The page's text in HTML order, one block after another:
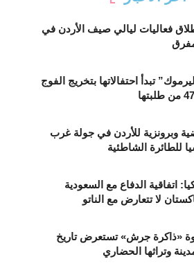
فعاليات ليالي صيف الأردن في
تبدأ احتفالاتها بتخريج الفوج
وبرونزية للأردن في جولة غرب
للطائرة الشاطئية
اتفاقية الدفاع مع السعودية
لا تتعارض مع الناتو
«ذاكرة جرش» تستعرض تاريخ
وتراثها الحضاري